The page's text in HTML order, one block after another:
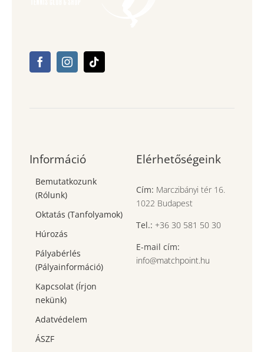
Információ
Bemutatkozunk
(Rólunk)
Oktatás (Tanfolyamok)
Húrozás
Pályabérlés
(Pályainformáció)
Kapcsolat (Írjon
nekünk)
Adatvédelem
ÁSZF
Elérhetőségeink
Cím: Marczibányi tér 16.
1022 Budapest
Tel.: +36 30 581 50 30
E-mail cím:
info@matchpoint.hu